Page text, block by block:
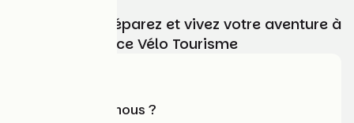
Choisissez, préparez et vivez votre aventure à
vélo avec France Vélo Tourisme
Qui sommes-nous ?